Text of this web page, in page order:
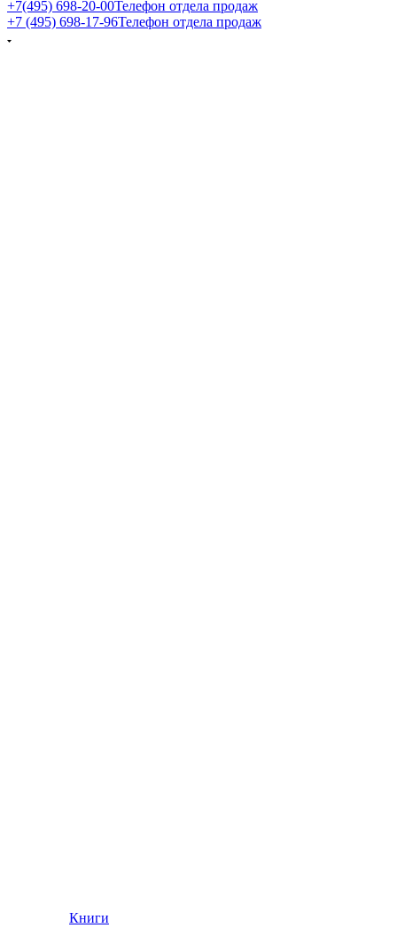
+7(495) 698-20-00Телефон отдела продаж
+7 (495) 698-17-96Телефон отдела продаж
Книги